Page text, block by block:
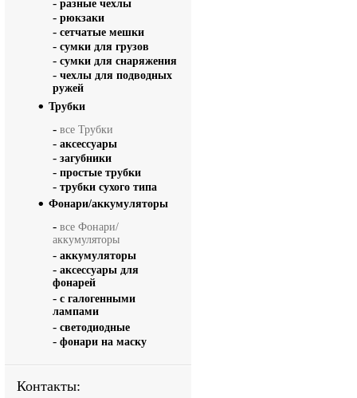
- разные чехлы
- рюкзаки
- сетчатые мешки
- сумки для грузов
- сумки для снаряжения
- чехлы для подводных
ружей
Трубки
- все Трубки
- аксессуары
- загубники
- простые трубки
- трубки сухого типа
Фонари/аккумуляторы
- все Фонари/
аккумуляторы
- аккумуляторы
- аксессуары для
фонарей
- с галогенными
лампами
- светодиодные
- фонари на маску
Контакты: